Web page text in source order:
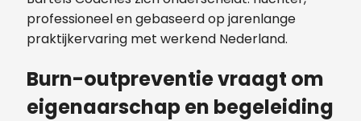
professioneel en gebaseerd op jarenlange
praktijkervaring met werkend Nederland.
Burn-outpreventie vraagt om
eigenaarschap en begeleiding